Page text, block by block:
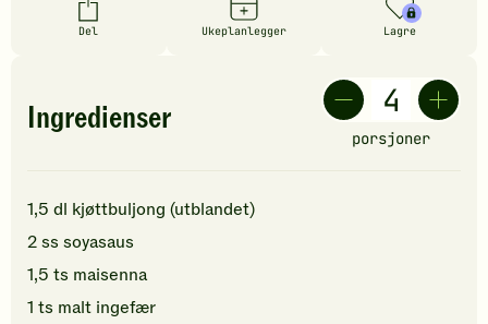
Del Ukeplanlegger Lagre
Ingredienser
porsjoner
1,5 dl kjøttbuljong (utblandet)
2ss soyasaus
1,5 ts maisenna
1 ts malt ingefær